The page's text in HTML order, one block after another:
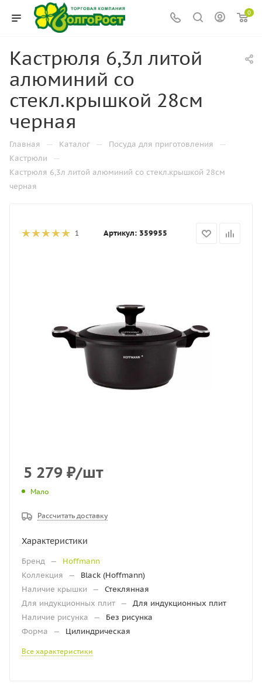
0
Кастрюля 6,3л литой
алюминий со
стекл.крышкой 28см
черная
Главная — Каталог — Посуда для приготовления —
Кастрюли —
Кастрюля 6,3л литой алюминий со стекл.крышкой 28см
черная
1 Артикул: 359955
5 279 ₽/шт
Мало
Рассчитать доставку
Характеристики
Бренд —
Hoffmann
Коллекция
—
Black (Hoffmann)
Наличие крышки
—
Стеклянная
Для индукционных плит —
Для индукционных плит
Наличие рисунка
—
Без рисунка
Форма
— Цилиндрическая
Все характеристики